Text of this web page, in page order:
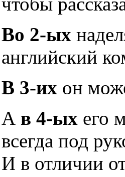
Во 2-ых
английский
В 3-их он
А в 4-ых его
всегда под
И в отличии